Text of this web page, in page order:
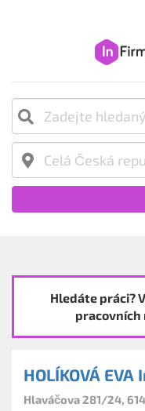
Hledáte práci?
pracovních
HOLÍKOVÁ EVA
Hlaváčova 281/24,